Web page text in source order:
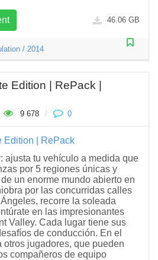
46.06 GB
/ 2014
Edition | RePack |
9 678 / 0
ajusta tu vehículo a medida que
por 5 regiones únicas y
un enorme mundo abierto en
por las concurridas calles
recorre la soleada
en las impresionantes
Valley. Cada lugar tiene sus
de conducción. En el
otros jugadores, que pueden
compañeros de equipo